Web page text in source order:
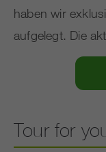
haben wir
aufgelegt. Die
Tour for